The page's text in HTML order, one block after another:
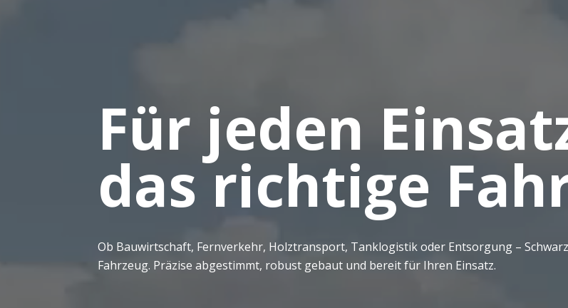
Für jeden
das richtige
Ob Bauwirtschaft, Fernverkehr, Holztransport, Tanklogistik oder Entsorgung –
Fahrzeug. Präzise abgestimmt, robust gebaut und bereit für Ihren Einsatz.